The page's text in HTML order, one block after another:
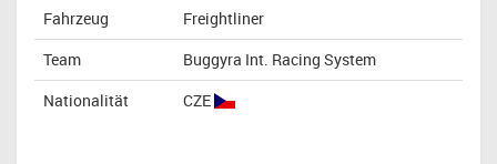
Fahrzeug
Freightliner
Team
Buggyra Int. Racing System
Nationalität
CZE